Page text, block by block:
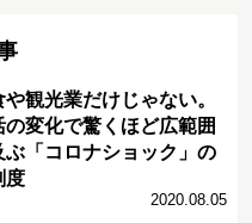
や観光業だけじゃない。
の変化で驚くほど広範囲
ぶ「コロナショック」の
度
2020.08.05